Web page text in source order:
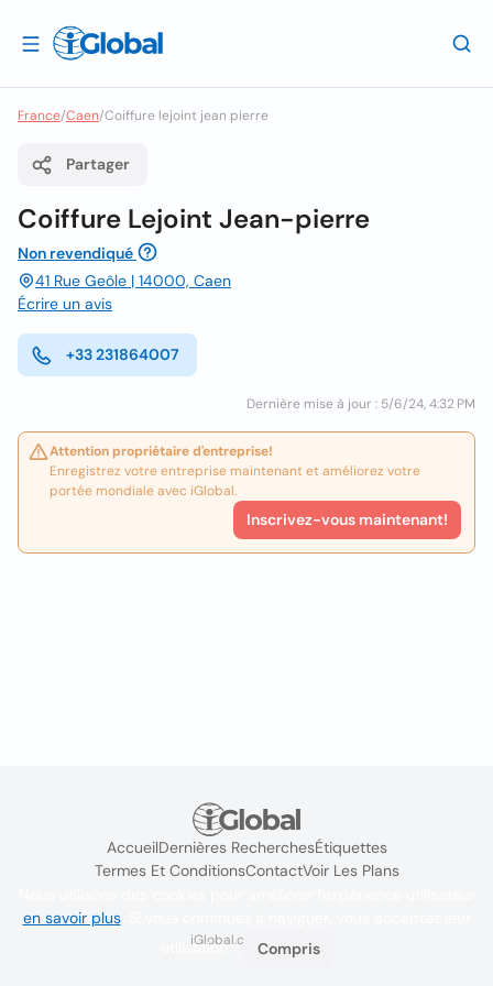
France/Caen/Coiffure lejoint jean pierre
Partager
Coiffure Lejoint Jean-pierre
Non revendiqué
41 Rue Geôle | 14000, Caen
Écrire un avis
+33 231864007
Dernière mise à jour : 5/6/24, 4:32 PM
Attention propriétaire d'entreprise!
Enregistrez votre entreprise maintenant et améliorez votre
portée mondiale avec iGlobal.
Inscrivez-vous maintenant!
AccueilDernières RecherchesÉtiquettes
Termes Et ConditionsContactVoir Les Plans
iGlobal.co @ 2024
en savoir plus. Si vous continuez à naviguer, vous acceptez leur
utilisation.
Compris